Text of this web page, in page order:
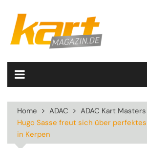
content
Home ADAC
ADAC Kart Masters
Hugo Sasse freut sich über
in Kerpen